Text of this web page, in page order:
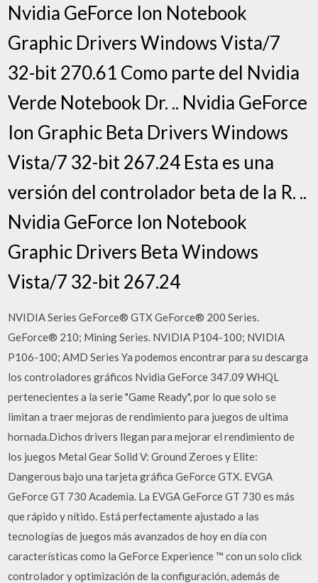
Nvidia GeForce Ion Notebook
Graphic Drivers Windows Vista/7
32-bit 270.61 Como parte del Nvidia
Verde Notebook Dr. .. Nvidia GeForce
Ion Graphic Beta Drivers Windows
Vista/7 32-bit 267.24 Esta es una
versión del controlador beta de la R. ..
Nvidia GeForce Ion Notebook
Graphic Drivers Beta Windows
Vista/7 32-bit 267.24
NVIDIA Series GeForce® GTX GeForce® 200 Series.
GeForce® 210; Mining Series. NVIDIA P104-100; NVIDIA
P106-100; AMD Series Ya podemos encontrar para su descarga
los controladores gráficos Nvidia GeForce 347.09 WHQL
pertenecientes a la serie "Game Ready", por lo que solo se
limitan a traer mejoras de rendimiento para juegos de ultima
hornada.Dichos drivers llegan para mejorar el rendimiento de
los juegos Metal Gear Solid V: Ground Zeroes y Elite:
Dangerous bajo una tarjeta gráfica GeForce GTX. EVGA
GeForce GT 730 Academia. La EVGA GeForce GT 730 es más
que rápido y nítido. Está perfectamente ajustado a las
tecnologías de juegos más avanzados de hoy en día con
características como la GeForce Experience ™ con un solo click
controlador y optimización de la configuración, además de